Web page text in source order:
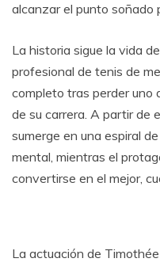
alcanzar el punto soñado
La historia sigue la vida
profesional de tenis de
completo tras perder uno
de su carrera. A partir de
sumerge en una espiral
mental, mientras el
convertirse en el mejor,
La actuación de